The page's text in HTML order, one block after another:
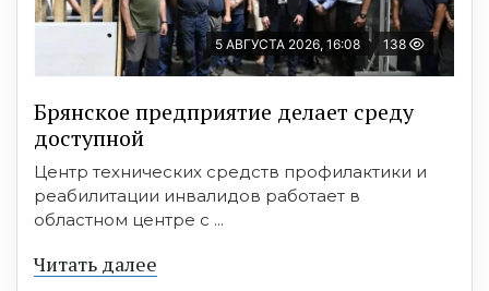
5 АВГУСТА 2026, 16:08 138
Брянское предприятие делает среду
доступной
Центр технических средств профилактики и
реабилитации инвалидов работает в
областном центре с ...
Читать далее